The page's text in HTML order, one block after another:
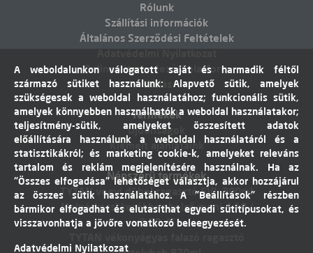
Rólunk
Szállítási információk
Általános Szerződési Feltételek
Online vitarendezési platform
Elállás
Termékek
Újdonságok
Kiemelt ajánlataink
Népszerű termékek
TYTAN vegyi dübel ragasztó EVI. 300ml
Molnárkocsi kerékhez belső gumi 4,10 /
3,50-4"
A weboldalunkon válogatott saját és harmadik féltől
származó sütiket használunk: Alapvető sütik, amelyek
szükségesek a weboldal használatához; funkcionális sütik,
amelyek könnyebben használhatók a weboldal használatakor;
teljesítmény-sütik, amelyeket összesített adatok
előállítására használunk a weboldal használatáról és a
statisztikákról; és marketing cookie-k, amelyeket releváns
tartalom és reklám megjelenítésére használnak. Ha az
"Összes elfogadása" lehetőséget választja, akkor hozzájárul
az összes sütik használatához. A "Beállítások" részben
bármikor elfogadhat és elutasíthat egyedi sütitípusokat, és
visszavonhatja a jövőre vonatkozó beleegyezését.
Adatvédelmi Nyilatkozat